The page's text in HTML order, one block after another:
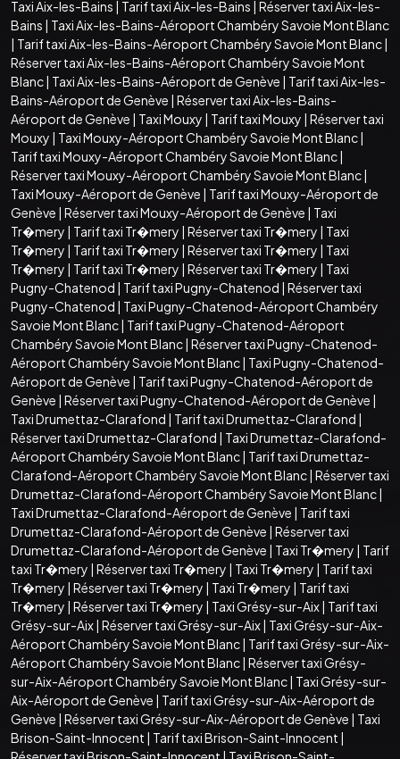
Taxi Aix-les-Bains | Tarif taxi Aix-les-Bains | Réserver taxi Aix-les-
Bains | Taxi Aix-les-Bains-Aéroport Chambéry Savoie Mont Blanc
| Tarif taxi Aix-les-Bains-Aéroport Chambéry Savoie Mont Blanc|
Réserver taxi Aix-les-Bains-Aéroport Chambéry Savoie Mont
Blanc| Taxi Aix-les-Bains-Aéroport de Genève | Tarif taxi Aix-les-
Bains-Aéroport de Genève | Réserver taxi Aix-les-Bains-
Aéroport de Genève | Taxi Mouxy | Tarif taxi Mouxy | Réserver taxi
Mouxy | Taxi Mouxy-Aéroport Chambéry Savoie Mont Blanc|
Tarif taxi Mouxy-Aéroport Chambéry Savoie Mont Blanc|
Réserver taxi Mouxy-Aéroport Chambéry Savoie Mont Blanc|
Taxi Mouxy-Aéroport de Genève | Tarif taxi Mouxy-Aéroport de
Genève | Réserver taxi Mouxy-Aéroport de Genève | Taxi
Tr�mery | Tarif taxi Tr�mery | Réserver taxi Tr�mery | Taxi
Tr�mery | Tarif taxi Tr�mery | Réserver taxi Tr�mery | Taxi
Tr�mery | Tarif taxi Tr�mery | Réserver taxi Tr�mery | Taxi
Pugny-Chatenod | Tarif taxi Pugny-Chatenod | Réserver taxi
Pugny-Chatenod | Taxi Pugny-Chatenod-Aéroport Chambéry
Savoie Mont Blanc| Tarif taxi Pugny-Chatenod-Aéroport
Chambéry Savoie Mont Blanc| Réserver taxi Pugny-Chatenod-
Aéroport Chambéry Savoie Mont Blanc| Taxi Pugny-Chatenod-
Aéroport de Genève | Tarif taxi Pugny-Chatenod-Aéroport de
Genève | Réserver taxi Pugny-Chatenod-Aéroport de Genève |
Taxi Drumettaz-Clarafond | Tarif taxi Drumettaz-Clarafond |
Réserver taxi Drumettaz-Clarafond | Taxi Drumettaz-Clarafond-
Aéroport Chambéry Savoie Mont Blanc| Tarif taxi Drumettaz-
Clarafond-Aéroport Chambéry Savoie Mont Blanc| Réserver taxi
Drumettaz-Clarafond-Aéroport Chambéry Savoie Mont Blanc|
Taxi Drumettaz-Clarafond-Aéroport de Genève | Tarif taxi
Drumettaz-Clarafond-Aéroport de Genève | Réserver taxi
Drumettaz-Clarafond-Aéroport de Genève | Taxi Tr�mery | Tarif
taxi Tr�mery | Réserver taxi Tr�mery | Taxi Tr�mery | Tarif taxi
Tr�mery | Réserver taxi Tr�mery | Taxi Tr�mery | Tarif taxi
Tr�mery | Réserver taxi Tr�mery | Taxi Grésy-sur-Aix| Tarif taxi
Grésy-sur-Aix| Réserver taxi Grésy-sur-Aix| Taxi Grésy-sur-Aix-
Aéroport Chambéry Savoie Mont Blanc| Tarif taxi Grésy-sur-Aix-
Aéroport Chambéry Savoie Mont Blanc| Réserver taxi Grésy-
sur-Aix-Aéroport Chambéry Savoie Mont Blanc| Taxi Grésy-sur-
Aix-Aéroport de Genève | Tarif taxi Grésy-sur-Aix-Aéroport de
Genève | Réserver taxi Grésy-sur-Aix-Aéroport de Genève | Taxi
Brison-Saint-Innocent | Tarif taxi Brison-Saint-Innocent |